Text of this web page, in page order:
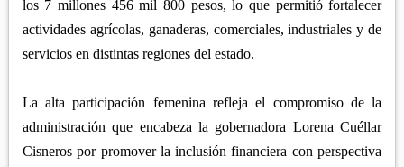
los 7 millones 456 mil 800 pesos, lo que permitió fortalecer
actividades agrícolas, ganaderas, comerciales, industriales y de
servicios en distintas regiones del estado.
La alta participación femenina refleja el compromiso de la
administración que encabeza la gobernadora Lorena Cuéllar
Cisneros por promover la inclusión financiera con perspectiva